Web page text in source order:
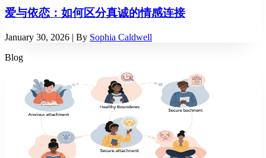
爱与依恋：如何区分真诚的情感连接
January 30, 2026 | By Sophia Caldwell
Blog